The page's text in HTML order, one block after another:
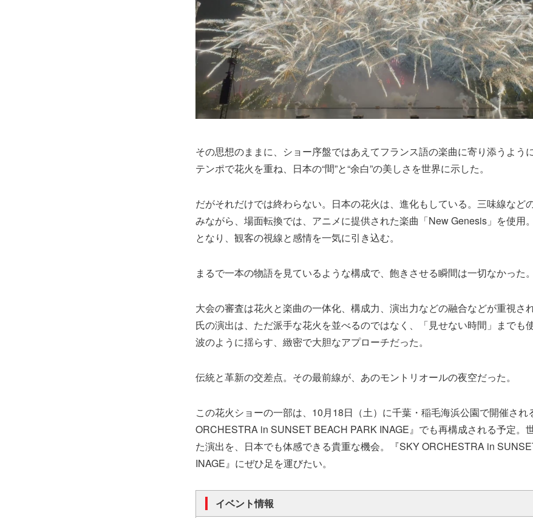
その思想のままに、ショー序盤ではあえてフランス語の楽曲に寄り添うよう
テンポで花火を重ね、日本の“間”と“余白”の美しさを世界に示した。
だがそれだけでは終わらない。日本の花火は、進化もしている。三味線など
みながら、場面転換では、アニメに提供された楽曲「New Genesis」を使用
となり、観客の視線と感情を一気に引き込む。
まるで一本の物語を見ているような構成で、飽きさせる瞬間は一切なかった。
大会の審査は花火と楽曲の一体化、構成力、演出力などの融合などが重視さ
氏の演出は、ただ派手な花火を並べるのではなく、「見せない時間」までも
波のように揺らす、緻密で大胆なアプローチだった。
伝統と革新の交差点。その最前線が、あのモントリオールの夜空だった。
この花火ショーの一部は、10月18日（土）に千葉・稲毛海浜公園で開催され
ORCHESTRA in SUNSET BEACH PARK INAGE』でも再構成される予定。
た演出を、日本でも体感できる貴重な機会。『SKY ORCHESTRA in
INAGE』にぜひ足を運びたい。
イベント情報